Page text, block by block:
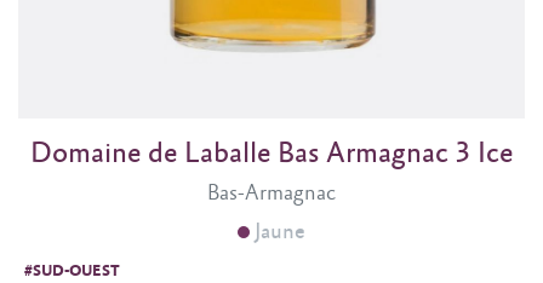
Bas-Armagnac
Domaine de Laballe Bas Armagnac 3 Ice
Jaune
#SUD-OUEST